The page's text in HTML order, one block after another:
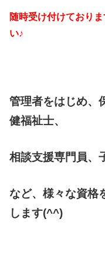
随時受け付けており
い♪
管理者をはじめ、
健福祉士、
相談支援専門員、
など、様々な資格
します(^^)